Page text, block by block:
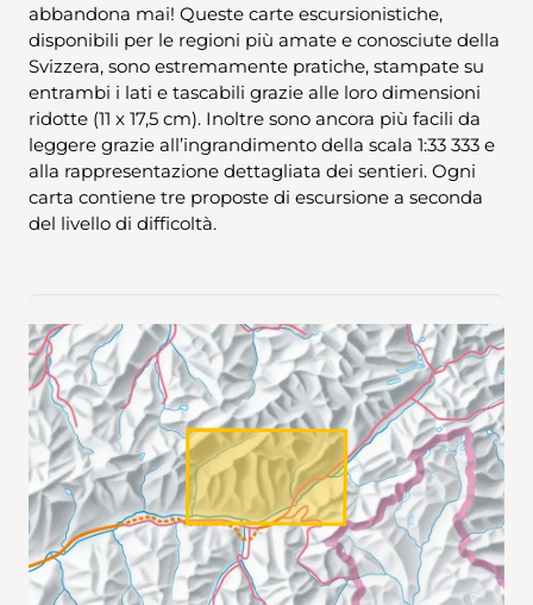
abbandona mai! Queste carte escursionistiche,
disponibili per le regioni più amate e conosciute della
Svizzera, sono estremamente pratiche, stampate su
entrambi i lati e tascabili grazie alle loro dimensioni
ridotte (11 x 17,5 cm). Inoltre sono ancora più facili da
leggere grazie all’ingrandimento della scala 1:33 333 e
alla rappresentazione dettagliata dei sentieri. Ogni
carta contiene tre proposte di escursione a seconda
del livello di difficoltà.